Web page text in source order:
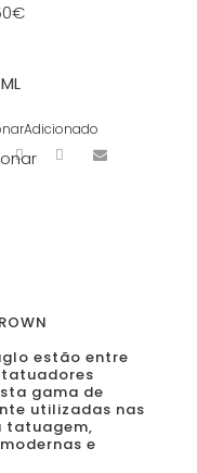
Adicionado
estão entre
gama de
utilizadas nas
tatuagem,
e